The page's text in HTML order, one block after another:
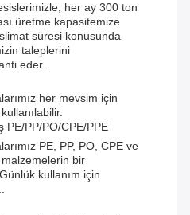
her ay 300 ton
üretme kapasitemize
süresi konusunda
taleplerini
eder..
her mevsim için
PE/PP/PO/CPE/PPE
PE, PP, PO, CPE ve
bir
kullanım için